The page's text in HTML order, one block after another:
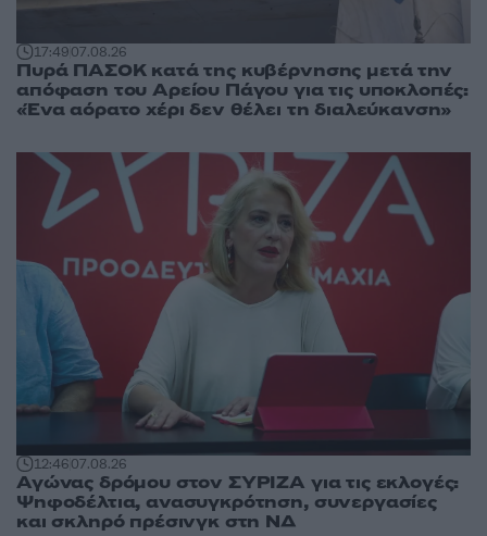
17:4907.08.26
Πυρά ΠΑΣΟΚ κατά της κυβέρνησης μετά την
απόφαση του Αρείου Πάγου για τις υποκλοπές:
«Ένα αόρατο χέρι δεν θέλει τη διαλεύκανση»
12:4607.08.26
Αγώνας δρόμου στον ΣΥΡΙΖΑ για τις εκλογές:
Ψηφοδέλτια, ανασυγκρότηση, συνεργασίες
και σκληρό πρέσινγκ στη ΝΔ